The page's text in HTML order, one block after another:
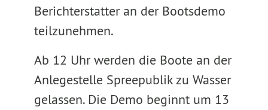
Berichterstatter an der Bootsdemo
teilzunehmen.
Ab 12 Uhr werden die Boote an der
Anlegestelle Spreepublik zu Wasser
gelassen. Die Demo beginnt um 13